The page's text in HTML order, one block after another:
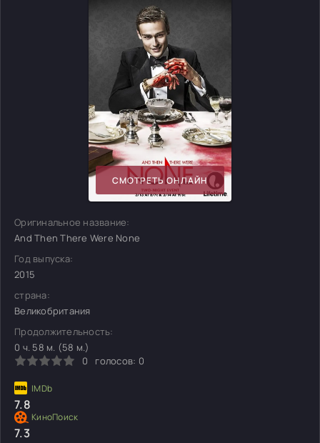
СМОТРЕТЬ ОНЛАЙН
Оригинальное название:
And Then There Were None
Год выпуска:
2015
страна:
Великобритания
Продолжительность:
0 ч. 58 м. (58 м.)
0
голосов: 0
7.8
7.3